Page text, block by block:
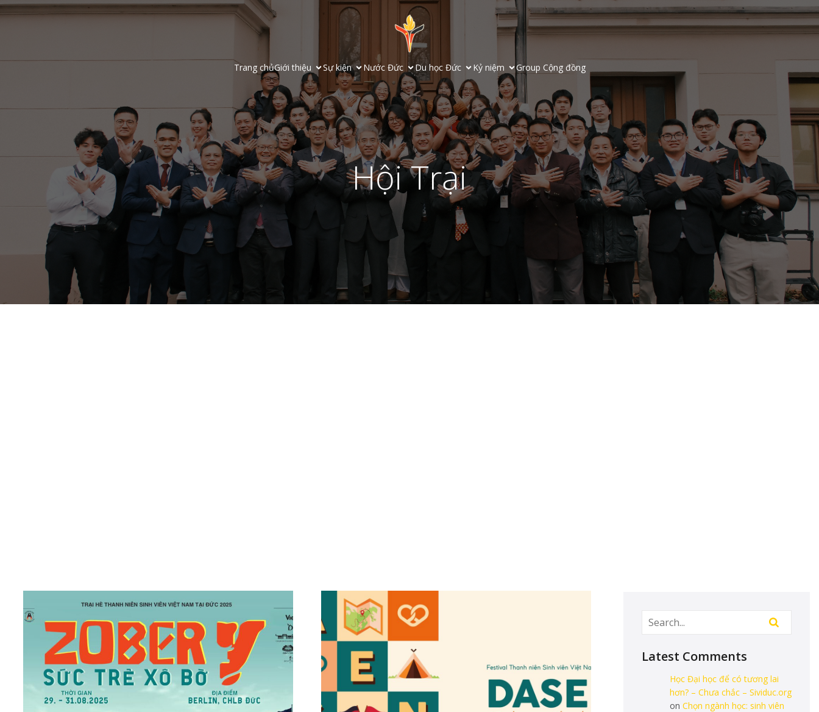
Trang chủGiới thiệu Sự kiện Nước Đức Du học Đức Kỷ niệm Group Cộng đồng
Hội Trại
Latest Comments
Học Đại học để có tương lai
hơn? – Chưa chắc – Sividuc.org
on Chọn ngành học: sinh viên